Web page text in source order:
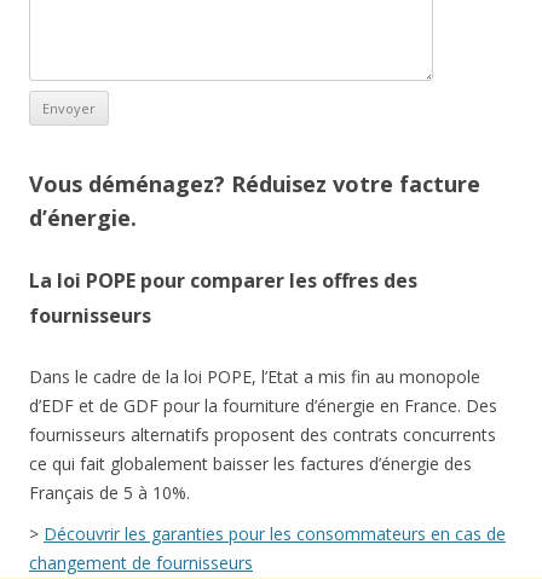
Vous déménagez? Réduisez votre facture
d’énergie.
La loi POPE pour comparer les offres des
fournisseurs
Dans le cadre de la loi POPE, l’Etat a mis fin au monopole
d’EDF et de GDF pour la fourniture d’énergie en France. Des
fournisseurs alternatifs proposent des contrats concurrents
ce qui fait globalement baisser les factures d’énergie des
Français de 5 à 10%.
> Découvrir les garanties pour les consommateurs en cas de
changement de fournisseurs